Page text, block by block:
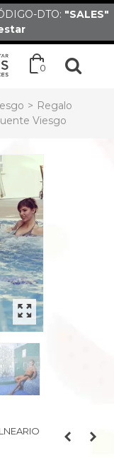
DTO: "SALES"
0
> Regalo
Viesgo
next